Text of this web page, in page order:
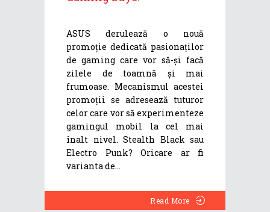
ASUS derulează o nouă
promoție dedicată pasionaților
de gaming care vor să-și facă
zilele de toamnă și mai
frumoase. Mecanismul acestei
promoții se adresează tuturor
celor care vor să experimenteze
gamingul mobil la cel mai
înalt nivel. Stealth Black sau
Electro Punk? Oricare ar fi
varianta de
Read More